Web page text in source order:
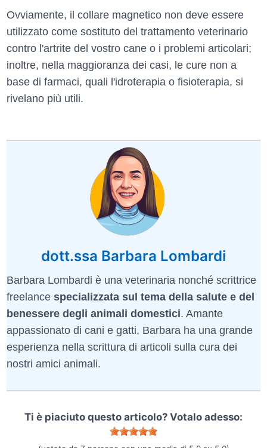
Ovviamente, il collare magnetico non deve essere
utilizzato come sostituto del trattamento veterinario
contro l'artrite del vostro cane o i problemi articolari;
inoltre, nella maggioranza dei casi, le cure non a
base di farmaci, quali l'idroterapia o fisioterapia, si
rivelano più utili.
dott.ssa Barbara Lombardi
Barbara Lombardi è una veterinaria nonché scrittrice
freelance specializzata sul tema della salute e del
benessere degli animali domestici. Amante
appassionato di cani e gatti, Barbara ha una grande
esperienza nella scrittura di articoli sulla cura dei
nostri amici animali.
Ti è piaciuto questo articolo? Votalo adesso: